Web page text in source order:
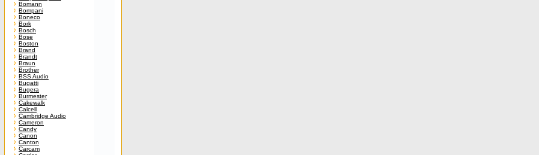
Bomann
Bompani
Boneco
Bork
Bosch
Bose
Boston
Brand
Brandt
Braun
Brother
BSS Audio
Bugatti
Bugera
Burmester
Cakewalk
Calcell
Cambridge Audio
Cameron
Candy
Canon
Canton
Carcam